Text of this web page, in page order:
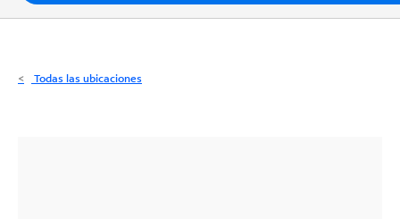
Internet
Todas las ubicaciones